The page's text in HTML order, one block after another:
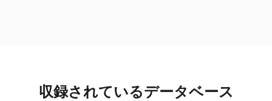
収録されているデータベース